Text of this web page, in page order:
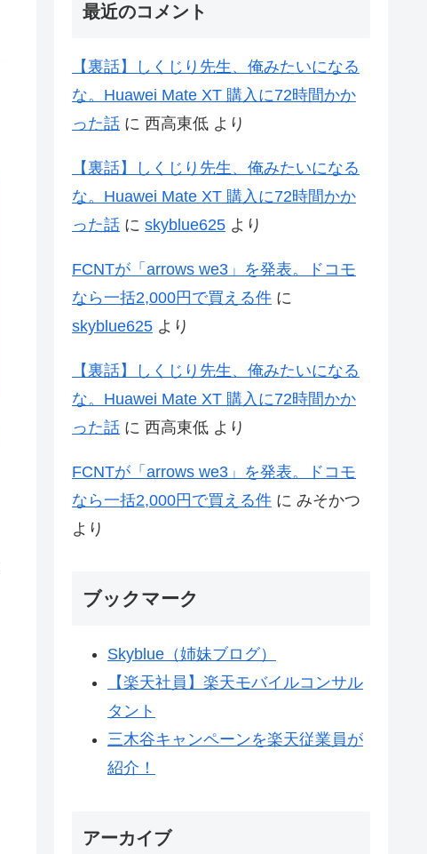
最近のコメント
【裏話】しくじり先生、俺みたいになる
な。Huawei Mate XT 購入に72時間かか
った話 に 西高東低 より
【裏話】しくじり先生、俺みたいになる
な。Huawei Mate XT 購入に72時間かか
った話 に skyblue625 より
FCNTが「arrows we3」を発表。ドコモ
なら一括2,000円で買える件 に
skyblue625 より
【裏話】しくじり先生、俺みたいになる
な。Huawei Mate XT 購入に72時間かか
った話 に 西高東低 より
FCNTが「arrows we3」を発表。ドコモ
なら一括2,000円で買える件 に みそかつ
より
ブックマーク
Skyblue（姉妹ブログ）
【楽天社員】楽天モバイルコンサル
タント
三木谷キャンペーンを楽天従業員が
紹介！
アーカイブ